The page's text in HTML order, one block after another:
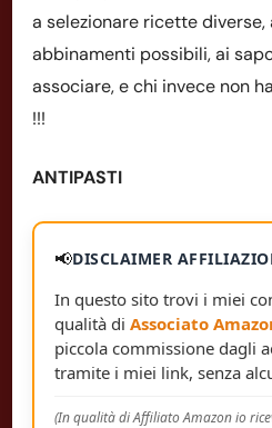
a selezionare ricette diverse,
abbinamenti possibili, ai
associare, e chi invece non
!!!
ANTIPASTI
📢DISCLAIMER
In questo sito trovi i miei
qualità di Associato
piccola commissione dagli
tramite i miei link, senza
(In qualità di Affiliato Amazon io